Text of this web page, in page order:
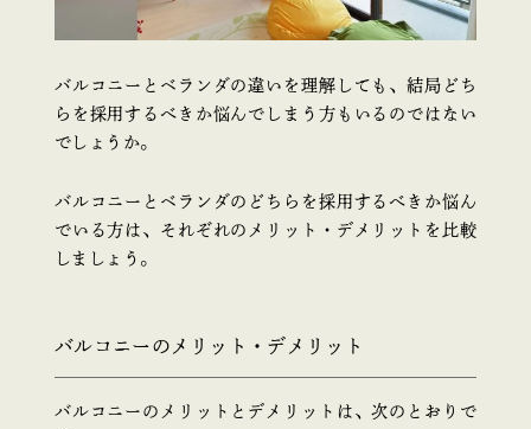
バルコニーとベランダの違いを理解しても、結局どち
らを採用するべきか悩んでしまう方もいるのではない
でしょうか。
バルコニーとベランダのどちらを採用するべきか悩ん
でいる方は、それぞれのメリット・デメリットを比較
しましょう。
バルコニーのメリット・デメリット
バルコニーのメリットとデメリットは、次のとおりで